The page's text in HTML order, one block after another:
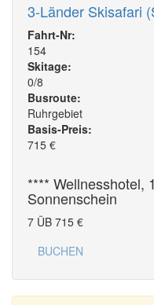
3-Länder Skisafari
Fahrt-Nr:
154
Skitage:
0/8
Busroute:
Ruhrgebiet
Basis-Preis:
715 €
**** Wellnesshotel,
Sonnenschein
7 ÜB 715 €
BUCHEN